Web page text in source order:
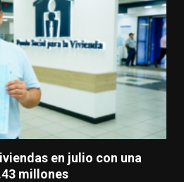
en julio con una
millones